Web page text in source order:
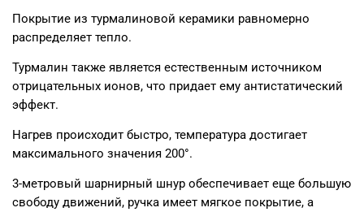
Покрытие из турмалиновой керамики равномерно
распределяет тепло.
Турмалин также является естественным источником
отрицательных ионов, что придает ему антистатический
эффект.
Нагрев происходит быстро, температура достигает
максимального значения 200°.
3-метровый шарнирный шнур обеспечивает еще большую
свободу движений, ручка имеет мягкое покрытие, а